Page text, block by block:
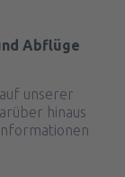
Abflüge
unserer
hinaus